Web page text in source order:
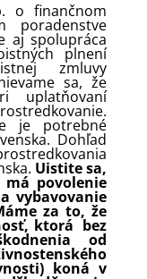
o finančnom
poradenstve
aj spolupráca
plnení
zmluvy
sa, že
uplatňovaní
je potrebné
Dohľad
Uistite sa,
má povolenie
vybavovanie
za to, že
ktorá bez
od
koná v